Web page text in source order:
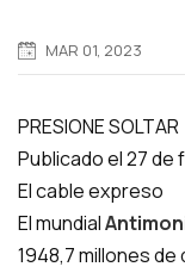
MAR 01, 2023
PRESIONE SOLTAR
Publicado el 27 de
El cable expreso
El mundial
1948,7 millones